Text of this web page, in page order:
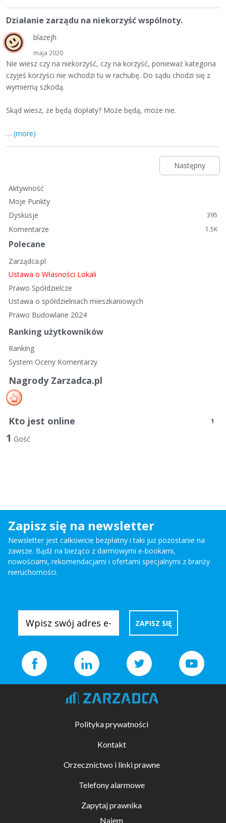
Działanie zarządu na niekorzyść wspólnoty.
blazejh
maja 2020
Nie wiesz czy na niekorzyść, czy na korzyść, ponieważ kategoria
czyjeś korzyści nie wchodzi tu w rachubę. Do sądu chodzi się z
wymierną szkodą.
Skąd wiesz, że będą dopłaty? Może będą, może nie.
… (more)
Następny
Aktywność
Moje Punkty
Dyskusje
395
Komentarze 1.5K
Polecane
Zarządca.pl
Ustawa o Własności Lokali
Prawo Spółdzielcze
Ustawa o spółdzielniach mieszkaniowych
Prawo Budowlane 2024
Ranking użytkowników
Ranking
System Oceny Komentarzy
Nagrody Zarzadca.pl
Kto jest online 1
1 Gość
Zapisz się na newsletter
Newsletter jest całkowicie bezpłatny i taki już pozostanie na
zawsze. Bądź na bieżąco z darmowymi e-bookami,
nowościami, rekomendacjami i ofertami specjalnymi z branży
nieruchomości.
Polityka prywatności
Kontakt
Orzecznictwo i linki prawne
Telefony alarmowe
Zapytaj prawnika
Najem